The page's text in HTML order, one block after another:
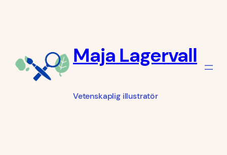
Maja Lagervall
Vetenskaplig illustratör